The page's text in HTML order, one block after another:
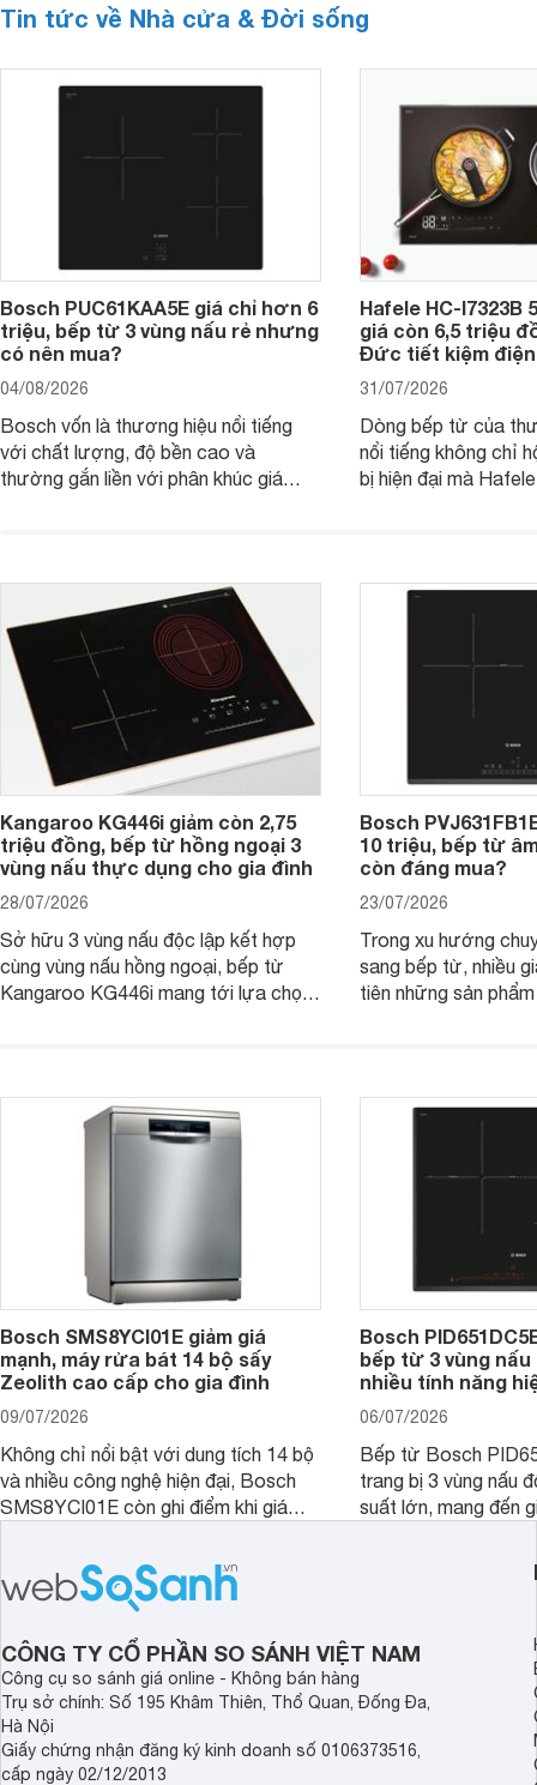
Tin tức về Nhà cửa & Đời sống
Bosch PUC61KAA5E giá chỉ hơn 6
triệu, bếp từ 3 vùng nấu rẻ nhưng
có nên mua?
04/08/2026
Bosch vốn là thương hiệu nổi tiếng
với chất lượng, độ bền cao và
thường gắn liền với phân khúc giá
đơn vị phân phối với mức giá khá dễ
tiếp cận, thu hút sự quan tâm của
nhiều người tiêu dùng.
Hafele HC-I7323B
giá còn 6,5 triệu
Đức tiết kiệm
31/07/2026
Dòng bếp từ của
nổi tiếng không chỉ
bị hiện đại mà
gia đình.
Kangaroo KG446i giảm còn 2,75
triệu đồng, bếp từ hồng ngoại 3
vùng nấu thực dụng cho gia đình
28/07/2026
Sở hữu 3 vùng nấu độc lập kết hợp
cùng vùng nấu hồng ngoại, bếp từ
Kangaroo KG446i mang tới lựa chọn
nhiều cửa hàng, đại lý.
Bosch
10 triệu, bếp từ
còn đáng mua?
23/07/2026
Trong xu hướng
sang bếp từ, nhiều
tiên những sản
mẫu bếp đáp ứng
Bosch SMS8YCI01E giảm giá
mạnh, máy rửa bát 14 bộ sấy
Zeolith cao cấp cho gia đình
09/07/2026
Không chỉ nổi bật với dung tích 14 bộ
và nhiều công nghệ hiện đại, Bosch
SMS8YCI01E còn ghi điểm khi giá
thời điểm mới mở bán, mang lại tỷ lệ
giá trị/chi phí hấp dẫn hơn cho người
dùng đang tìm kiếm một mẫu máy rửa
bát cao cấp.
Bosch
bếp từ 3 vùng
nhiều tính năng
06/07/2026
Bếp từ Bosch
trang bị 3 vùng nấu
suất lớn, mang đến
CÔNG TY CỔ PHẦN SO SÁNH VIỆT NAM
Công cụ so sánh giá online - Không bán hàng
Trụ sở chính: Số 195 Khâm Thiên, Thổ Quan, Đống Đa,
Hà Nội
Giấy chứng nhận đăng ký kinh doanh số 0106373516,
cấp ngày 02/12/2013